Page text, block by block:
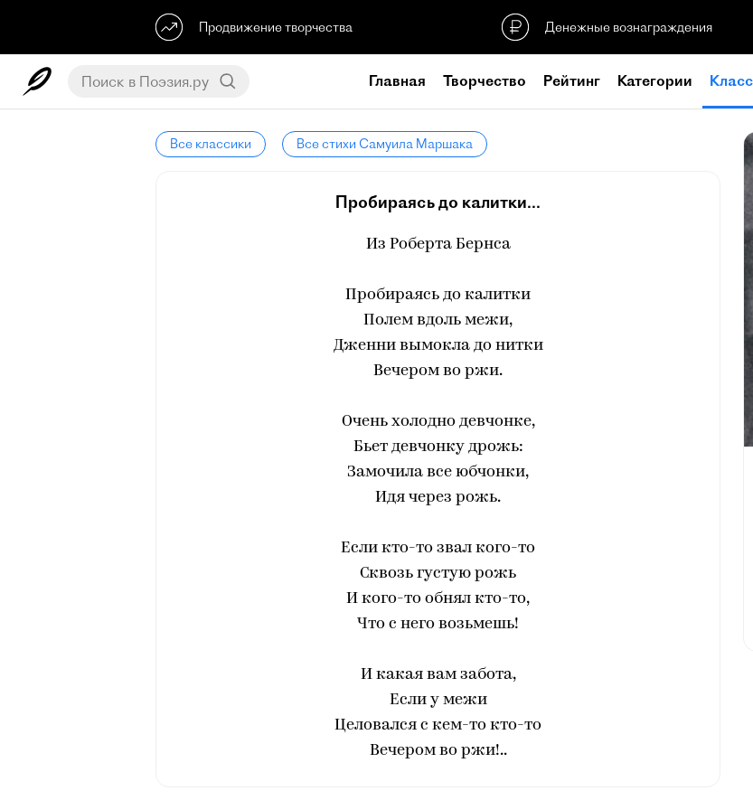
Продвижение творчества Денежные вознаграждения
Главная Творчество Рейтинг Категории
Все классики Все стихи Самуила Маршака
Пробираясь до калитки...
Из Роберта Бернса
Пробираясь до калитки
Полем вдоль межи,
Дженни вымокла до нитки
Вечером во ржи.
Очень холодно девчонке,
Бьет девчонку дрожь:
Замочила все юбчонки,
Идя через рожь.
Если кто-то звал кого-то
Сквозь густую рожь
И кого-то обнял кто-то,
Что с него возьмешь!
И какая вам забота,
Если у межи
Целовался с кем-то кто-то
Вечером во ржи!..